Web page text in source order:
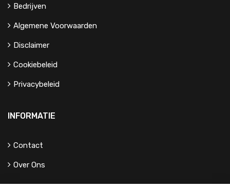
Bedrijven
Algemene Voorwaarden
Disclaimer
Cookiebeleid
Privacybeleid
INFORMATIE
Contact
Over Ons